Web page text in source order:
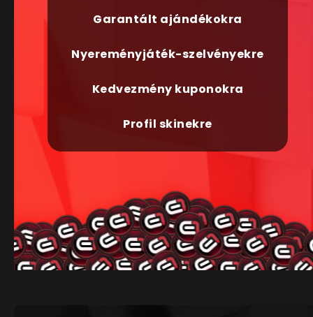
Garantált ajándékokra
Nyereményjáték-szelvényekre
Kedvezmény kuponokra
Profil skinekre